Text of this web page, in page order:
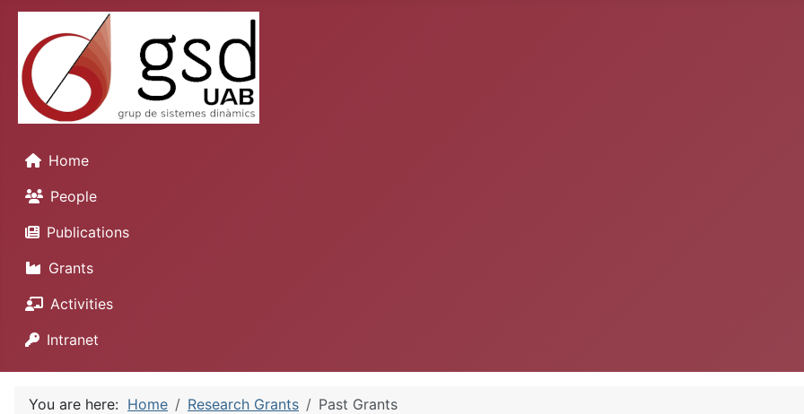
Home
People
Publications
Grants
Activities
Intranet
You are here: Home Research Grants Past Grants